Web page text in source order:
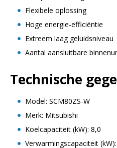
Flexibele oplossing
Hoge energie-efficiëntie
Extreem laag geluidsniveau
Aantal aansluitbare
Technische
Model: SCM80ZS-W
Merk: Mitsubishi
Koelcapaciteit (kW): 8,0
Verwarmingscapaciteit